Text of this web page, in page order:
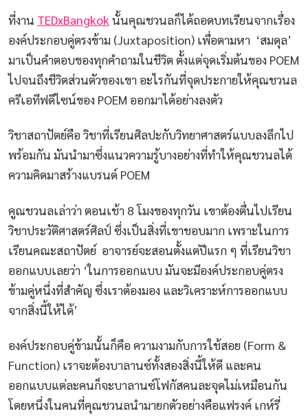
ที่งาน TEDxBangkok นั้นคุณชวนลก็ได้ถอดบทเรียนจากเรื่อง
องค์ประกอบคู่ตรงข้าม (Juxtaposition) เพื่อตามหา ‘สมดุล’
มาเป็นคำตอบของทุกคำถามในชีวิต ตั้งแต่จุดเริ่มต้นของ POEM
ไปจนถึงชีวิตส่วนตัวของเขา อะไรกันที่จุดประกายให้คุณชวนล
ครีเอทีฟดีไซน์ของ POEM ออกมาได้อย่างลงตัว
วิชาสถาปัตย์คือ วิชาที่เรียนศิลปะกับวิทยาศาสตร์แบบลงลึกไป
พร้อมกัน มันนำมาซึ่งแนวความรู้บางอย่างที่ทำให้คุณชวนลได้
ความคิดมาสร้างแบรนด์ POEM
คูณชวนลเล่าว่า ตอนเช้า 8 โมงของทุกวัน เขาต้องตื่นไปเรียน
วิชาประวัติศาสตร์ศิลป์ ซึ่งเป็นสิ่งที่เขาชอบมาก เพราะในการ
เรียนคณะสถาปัตย์ อาจารย์จะสอนตั้งแต่ปีแรก ๆ ที่เรียนวิชา
ออกแบบเลยว่า ‘ในการออกแบบ มันจะมีองค์ประกอบคู่ตรง
ข้ามคู่หนึ่งที่สำคัญ ซึ่งเราต้องมอง และวิเคราะห์การออกแบบ
จากสิ่งนี้ให้ได้’
องค์ประกอบคู่ข้ามนั้นก็คือ ความงามกับการใช้สอย (Form &
Function) เราจะต้องบาลานซ์ทั้งสองสิ่งนี้ให้ดี และคน
ออกแบบแต่ละคนก็จะบาลานซ์โฟกัสคนละจุดไม่เหมือนกัน
โดยหนึ่งในคนที่คุณชวนลนำมายกตัวอย่างคือแฟรงค์ เกห์รี่